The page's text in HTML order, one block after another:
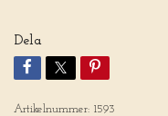
Dela
Artikelnummer: 1593